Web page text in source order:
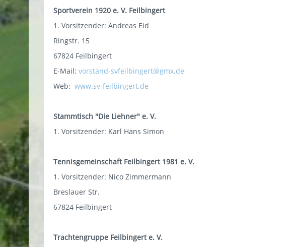
Sportverein 1920 e. V. Feilbingert
1. Vorsitzender: Andreas Eid
Ringstr. 15
67824 Feilbingert
E-Mail: vorstand-svfeilbingert@gmx.de
Web: www.sv-feilbingert.de
Stammtisch "Die Liehner" e. V.
1. Vorsitzender: Karl Hans Simon
Tennisgemeinschaft Feilbingert 1981 e. V.
1. Vorsitzender: Nico Zimmermann
Breslauer Str.
67824 Feilbingert
Trachtengruppe Feilbingert e. V.